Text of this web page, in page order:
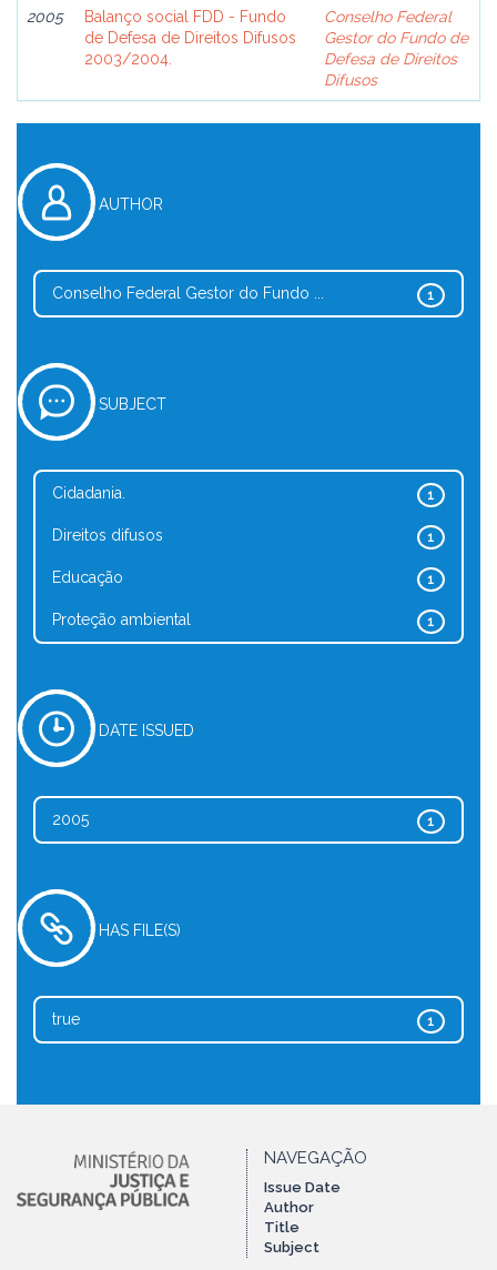
2005
Balanço social FDD - Fundo
de Defesa de Direitos Difusos
2003/2004.
Conselho Federal
Gestor do Fundo de
Defesa de Direitos
Difusos
AUTHOR
1
Conselho Federal Gestor do Fundo ...
SUBJECT
1
Cidadania.
1
Direitos difusos
1
Educação
1
Proteção ambiental
DATE ISSUED
1
2005
HAS FILE(S)
1
true
NAVEGAÇÃO
Issue Date
Author
Title
Subject